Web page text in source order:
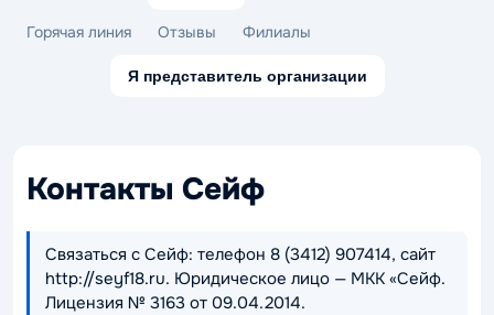
Горячая линия Отзывы Филиалы
Я представитель организации
Контакты Сейф
Связаться с Сейф: телефон 8 (3412) 907414, сайт
http://seyf18.ru. Юридическое лицо — МКК «Сейф.
Лицензия № 3163 от 09.04.2014.